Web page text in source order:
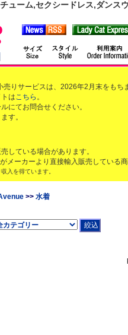
ューム,セクシードレス,ダンス
りサービスは、2026年2月末をもち
はこちら 。
にてお問合せください。
す。
している場合があります。
メーカーより直接輸入販売している商
入を得ています。
>> 水着